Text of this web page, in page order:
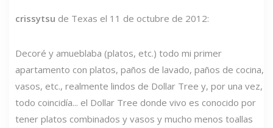
crissytsu de Texas el 11 de octubre de 2012:
Decoré y amueblaba (platos, etc.) todo mi primer
apartamento con platos, paños de lavado, paños de cocina,
vasos, etc., realmente lindos de Dollar Tree y, por una vez,
todo coincidía... el Dollar Tree donde vivo es conocido por
tener platos combinados y vasos y mucho menos toallas